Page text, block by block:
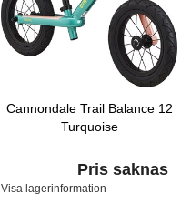
Cannondale Trail Balance 12
Turquoise
Pris saknas
Visa lagerinformation